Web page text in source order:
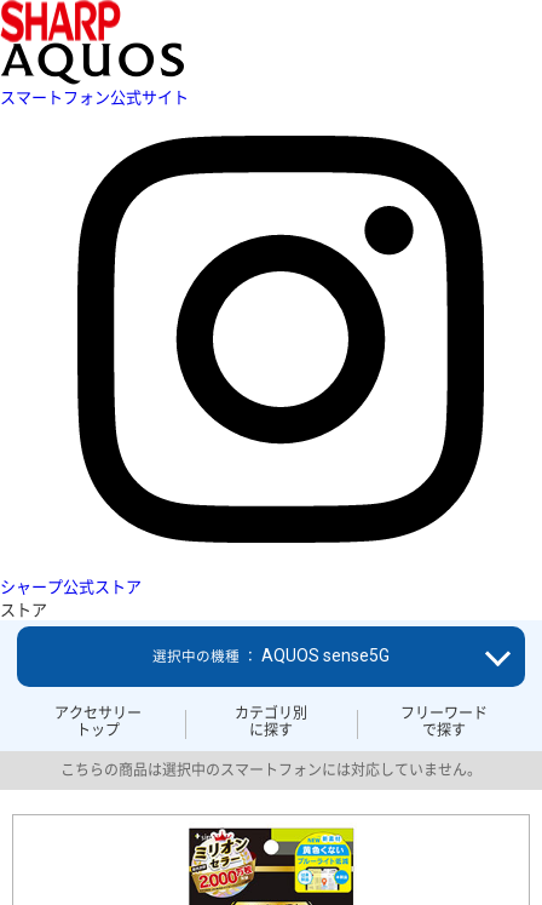
スマートフォン公式サイト
シャープ公式ストア
ストア
アクセサリー
トップ
カテゴリ別
に探す
フリーワード
で探す
選択中の機種 ： AQUOS sense5G
こちらの商品は選択中のスマートフォンには対応していません。